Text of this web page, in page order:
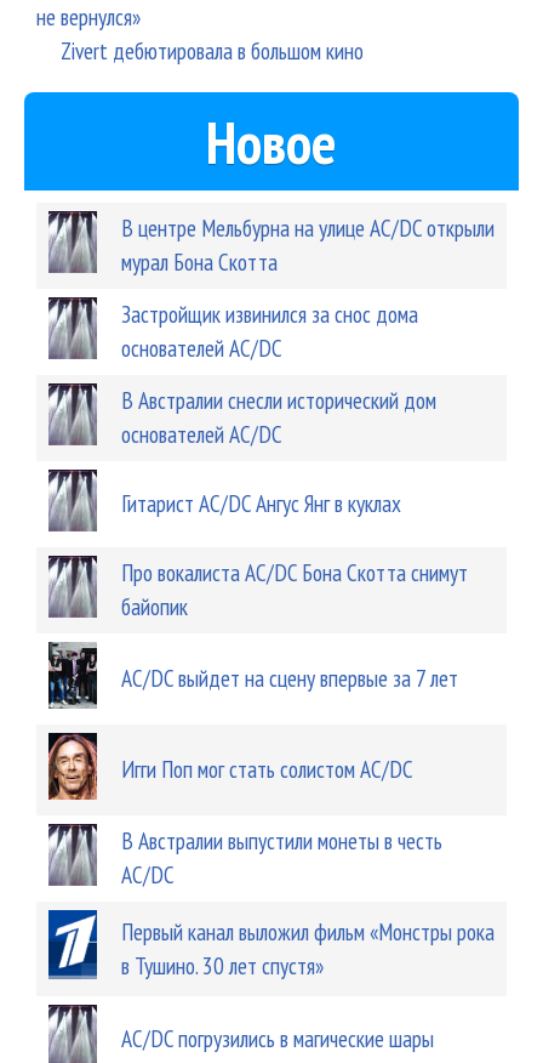
не вернулся»
Zivert дебютировала в большом кино
Новое
В центре Мельбурна на улице AC/DC открыли
мурал Бона Скотта
Застройщик извинился за снос дома
основателей AC/DC
В Австралии снесли исторический дом
основателей AC/DC
Гитарист AC/DC Ангус Янг в куклах
Про вокалиста AC/DC Бона Скотта снимут
байопик
AC/DC выйдет на сцену впервые за 7 лет
Игги Поп мог стать солистом AC/DC
В Австралии выпустили монеты в честь
AC/DC
Первый канал выложил фильм «Монстры рока
в Тушино. 30 лет спустя»
AC/DC погрузились в магические шары